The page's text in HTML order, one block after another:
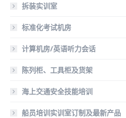
拆装实训室
标准化考试机房
计算机房/英语听力会话
陈列柜、工具柜及货架
海上交通安全技能培训
船员培训实训室订制及最新产品